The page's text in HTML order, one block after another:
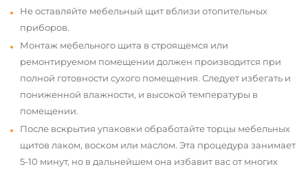
Не оставляйте мебельный щит вблизи отопительных
приборов.
Монтаж мебельного щита в строящемся или
ремонтируемом помещении должен производится при
полной готовности сухого помещения. Следует избегать и
пониженной влажности, и высокой температуры в
помещении.
После вскрытия упаковки обработайте торцы мебельных
щитов лаком, воском или маслом. Эта процедура занимает
5-10 минут, но в дальнейшем она избавит вас от многих